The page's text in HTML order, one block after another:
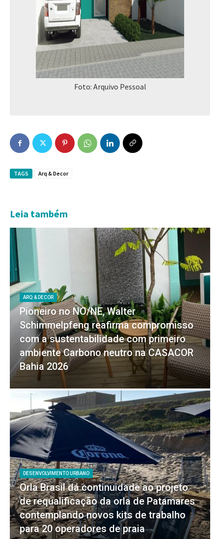
Foto: Arquivo Pessoal
TAGS Arq & Decor
Leia também
ARQ & DECOR
Pioneiro no NO/NE, Walter
Schimmelpfeng reafirma compromisso
com a sustentabilidade com primeiro
ambiente Carbono neutro na CASACOR
Bahia 2026
DESENVOLVIMENTO URBANO
Orla Brasil dá continuidade ao projeto
de requalificação da orla de Patamares
contemplando novos kits de trabalho
para 20 operadores de praia